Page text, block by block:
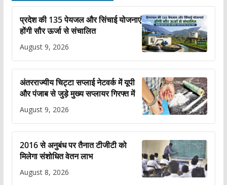
प्रदेश की 135 पेयजल और सिंचाई योजनाएं
होंगी सौर ऊर्जा से संचालित
August 9, 2026
अंतरराज्यीय चिट्टा सप्लाई नेटवर्क में यूपी
और पंजाब से जुड़े मुख्य सप्लायर गिरफ्त में
August 9, 2026
2016 से अनुबंध पर तैनात टीजीटी को
मिलेगा संशोधित वेतन लाभ
August 8, 2026